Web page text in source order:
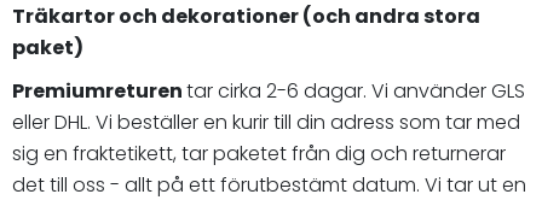
Träkartor och dekorationer (och andra stora
paket)
Premiumreturentar cirka 2-6 dagar. Vi använder GLS
eller DHL. Vi beställer en kurir till din adress som tar med
sig en fraktetikett, tar paketet från dig och returnerar
det till oss - allt på ett förutbestämt datum. Vi tar ut en